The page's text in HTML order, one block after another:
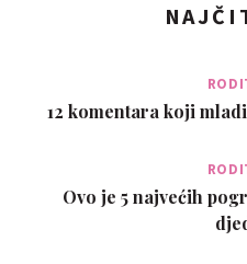
12 komentara koji
Ovo je 5 najvećih